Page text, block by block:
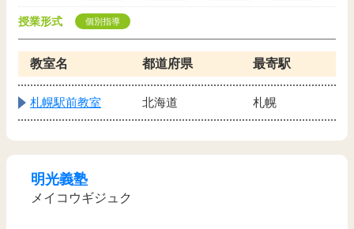
授業形式 個別指導
教室名 都道府県 最寄駅
札幌駅前教室 北海道 札幌
明光義塾
メイコウギジュク